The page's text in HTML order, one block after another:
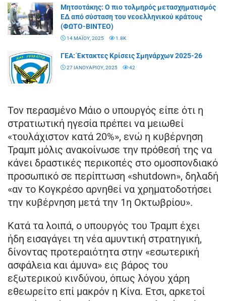
Μητσοτάκης: Ο πιο τολμηρός μετασχηματισμός
ΕΔ από σύσταση του νεοελληνικού κράτους
(ΦΩΤΟ-ΒΙΝΤΕΟ)
14 ΜΑΪ́ΟΥ, 2025 1.8K
ΓΕΑ: Έκτακτες Κρίσεις Σμηνάρχων 2025-26
27 ΙΑΝΟΥΑΡΊΟΥ, 2025 42
Τον περασμένο Μάιο ο υπουργός είπε ότι η
στρατιωτική ηγεσία πρέπει να μειωθεί
«τουλάχιστον κατά 20%», ενώ η κυβέρνηση
Τραμπ μόλις ανακοίνωσε την πρόθεσή της να
κάνει δραστικές περικοπές στο ομοσπονδιακό
προσωπικό σε περίπτωση «shutdown», δηλαδή
«αν το Κογκρέσο αρνηθεί να χρηματοδοτήσει
την κυβέρνηση μετά την 1η Οκτωβρίου».
Κατά τα λοιπά, ο υπουργός του Τραμπ έχει
ήδη εισαγάγει τη νέα αμυντική στρατηγική,
δίνοντας προτεραιότητα στην «εσωτερική
ασφάλεια και άμυνα» εις βάρος του
εξωτερικού κινδύνου, όπως λόγου χάρη
εθεωρείτο επί μακρόν η Κίνα. Ετσι, αρκετοί